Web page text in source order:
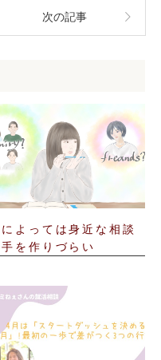
次の記事
によっては身近な相談
を作りづらい